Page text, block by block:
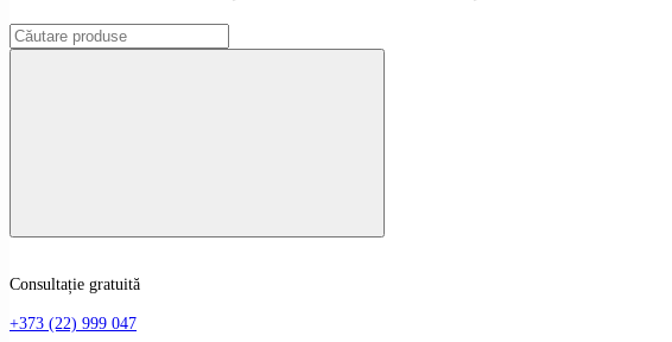
Consultație gratuită
+373 (22) 999 047